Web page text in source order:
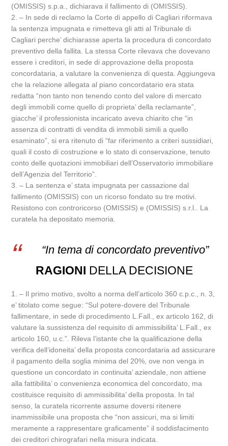
(OMISSIS) s.p.a., dichiarava il fallimento di (OMISSIS).
2. – In sede di reclamo la Corte di appello di Cagliari riformava
la sentenza impugnata e rimetteva gli atti al Tribunale di
Cagliari perche’ dichiarasse aperta la procedura di concordato
preventivo della fallita. La stessa Corte rilevava che dovevano
essere i creditori, in sede di approvazione della proposta
concordataria, a valutare la convenienza di questa. Aggiungeva
che la relazione allegata al piano concordatario era stata
redatta “non tanto non tenendo conto del valore di mercato
degli immobili come quello di proprieta’ della reclamante”,
giacche’ il professionista incaricato aveva chiarito che “in
assenza di contratti di vendita di immobili simili a quello
esaminato”, si era ritenuto di “far riferimento a criteri sussidiari,
quali il costo di costruzione e lo stato di conservazione, tenuto
conto delle quotazioni immobiliari dell’Osservatorio immobiliare
dell’Agenzia del Territorio”.
3. – La sentenza e’ stata impugnata per cassazione dal
fallimento (OMISSIS) con un ricorso fondato su tre motivi.
Resistono con controricorso (OMISSIS) e (OMISSIS) s.r.l.. La
curatela ha depositato memoria.
“In tema di concordato preventivo”
RAGIONI DELLA DECISIONE
1. – Il primo motivo, svolto a norma dell’articolo 360 c.p.c., n. 3,
e’ titolato come segue: “Sul potere-dovere del Tribunale
fallimentare, in sede di procedimento L.Fall., ex articolo 162, di
valutare la sussistenza del requisito di ammissibilita’ L.Fall., ex
articolo 160, u.c.”. Rileva l’istante che la qualificazione della
verifica dell’idoneita’ della proposta concordataria ad assicurare
il pagamento della soglia minima del 20%, ove non venga in
questione un concordato in continuita’ aziendale, non attiene
alla fattibilita’ o convenienza economica del concordato, ma
costituisce requisito di ammissibilita’ della proposta. In tal
senso, la curatela ricorrente assume doversi ritenere
inammissibile una proposta che “non assicuri, ma si limiti
meramente a rappresentare graficamente” il soddisfacimento
dei creditori chirografari nella misura indicata.